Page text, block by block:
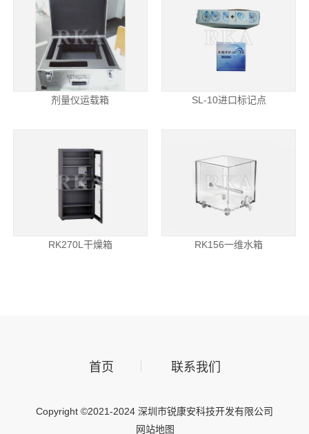
剂量仪运载箱 SL-10进口标记点
RK270L干燥箱 RK156一维水箱
首页 联系我们
Copyright ©2021-2024 深圳市锐康安科技开发有限公司
网站地图